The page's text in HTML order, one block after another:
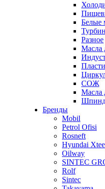
Белые
Разное
Масла
СОЖ
Масла
Бренды
Mobil
Petrol Ofisi
Rosneft
Hyundai
Oilway
SINTEC
Rolf
Sintec